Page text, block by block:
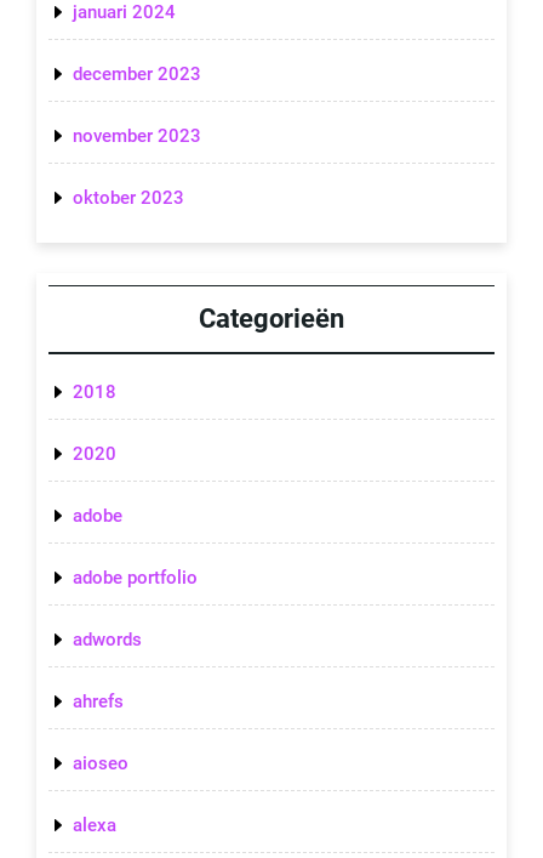
januari 2024
december 2023
november 2023
oktober 2023
Categorieën
2018
2020
adobe
adobe portfolio
adwords
ahrefs
aioseo
alexa